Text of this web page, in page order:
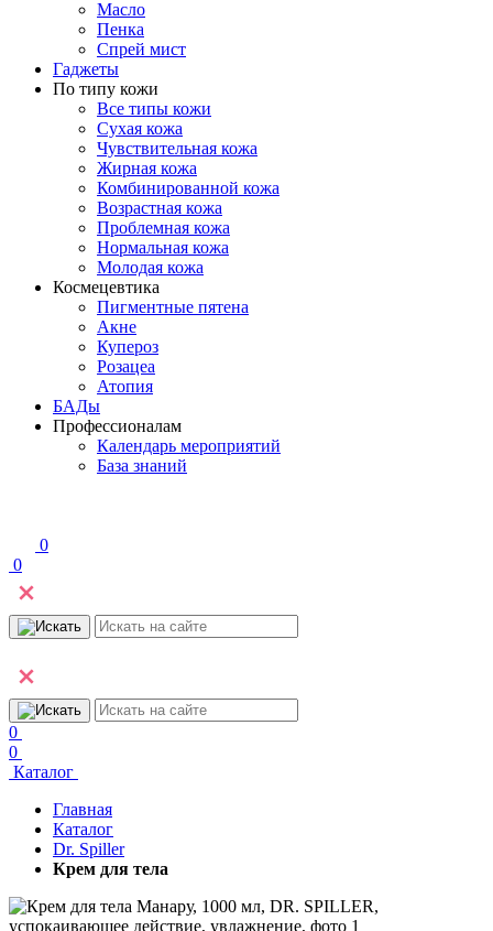
Масло
Пенка
Спрей мист
Гаджеты
По типу кожи
Все типы кожи
Сухая кожа
Чувствительная кожа
Жирная кожа
Комбинированной кожа
Возрастная кожа
Проблемная кожа
Нормальная кожа
Молодая кожа
Космецевтика
Пигментные пятена
Акне
Купероз
Розацеа
Атопия
БАДы
Профессионалам
Календарь мероприятий
База знаний
0
0
0
0
Каталог
Главная
Каталог
Dr. Spiller
Крем для тела